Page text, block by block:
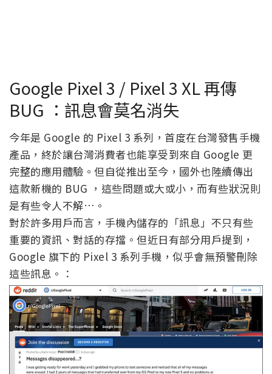
Google Pixel 3 / Pixel 3 XL 再傳
BUG ：訊息會莫名消失
今年是 Google 的 Pixel 3 系列，首度在台灣發售手機
產品，終於讓台灣消費者也能享受到來自 Google 更
完整的應用體驗。但自從推出至今，國外也陸續傳出
這款新機的 BUG ，這些問題或大或小，而有些狀況則
是有些令人不解…。
對於許多用戶而言，手機內儲存的「訊息」不只有些
重要的資訊、對話的存擋。但近日有部分用戶提到，
Google 旗下的 Pixel 3 系列手機，似乎會無預警刪除
這些訊息。：